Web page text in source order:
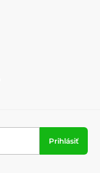
Prihlásiť